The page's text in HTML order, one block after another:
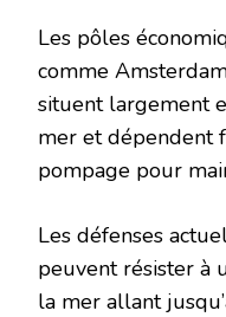
Les pôles
comme
situent largement
mer et dépendent
pompage pour
Les défenses
peuvent résister à
la mer allant